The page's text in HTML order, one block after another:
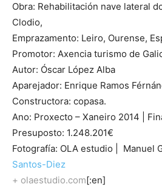
Obra: Rehabilitación nave lateral
Clodio,
Emprazamento: Leiro, Ourense,
Promotor: Axencia turismo de
Autor: Óscar López Alba
Aparejador: Enrique Ramos
Constructora: copasa.
Ano: Proxecto – Xaneiro 2014 |
Presuposto: 1.248.201€
Fotografía: OLA estudio | Manuel
Santos-Diez
+ olaestudio.com[:en]